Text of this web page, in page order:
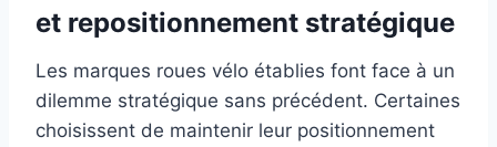
et repositionnement stratégique
Les marques roues vélo établies font face à un
dilemme stratégique sans précédent. Certaines
choisissent de maintenir leur positionnement